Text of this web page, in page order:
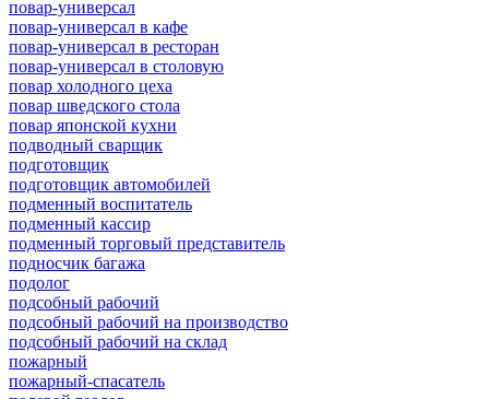
повар-универсал
повар-универсал в кафе
повар-универсал в ресторан
повар-универсал в столовую
повар холодного цеха
повар шведского стола
повар японской кухни
подводный сварщик
подготовщик
подготовщик автомобилей
подменный воспитатель
подменный кассир
подменный торговый представитель
подносчик багажа
подолог
подсобный рабочий
подсобный рабочий на производство
подсобный рабочий на склад
пожарный
пожарный-спасатель